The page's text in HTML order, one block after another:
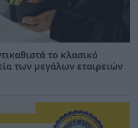
το κλασικό
των μεγάλων εταιρειών